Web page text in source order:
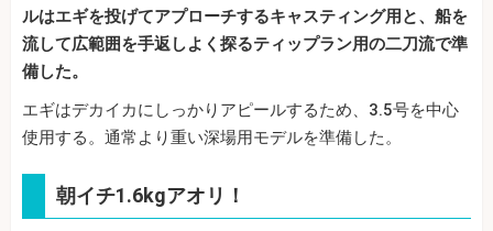
ルはエギを投げてアプローチするキャスティング用と、船を
流して広範囲を手返しよく探るティップラン用の二刀流で準
備した。
エギはデカイカにしっかりアピールするため、3.5号を中心
使用する。通常より重い深場用モデルを準備した。
朝イチ1.6kgアオリ！